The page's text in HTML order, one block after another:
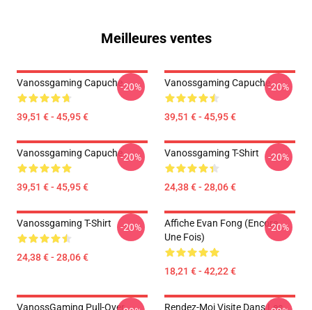
Meilleures ventes
Vanossgaming Capuche
39,51 € - 45,95 €
-20% Vanossgaming Capuche
39,51 € - 45,95 €
-20%
Vanossgaming Capuche
39,51 € - 45,95 €
-20% Vanossgaming T-Shirt
24,38 € - 28,06 €
-20%
Vanossgaming T-Shirt
24,38 € - 28,06 €
-20%
Affiche Evan Fong (encore
Une Fois)
18,21 € - 42,22 €
-20%
VanossGaming Pull-Over
Rendez-Moi Visite Dans Les